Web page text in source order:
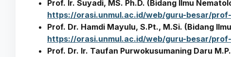
Prof. Ir. Suyadi, MS. Ph.D. (Bidang Ilmu
https://orasi.unmul.ac.id/web/guru-besar/
Prof. Dr. Hamdi Mayulu, S.Pt., M.Si. (Bidang
https://orasi.unmul.ac.id/web/guru-besar/
Prof. Dr. Ir. Taufan Purwokusumaning Daru M.P.